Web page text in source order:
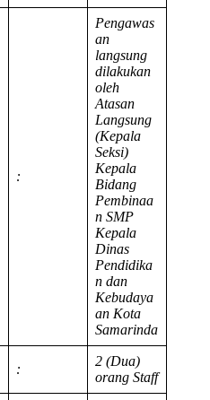
:
Pengawas
an
langsung
dilakukan
oleh
Atasan
Langsung
(Kepala
Seksi)
Kepala
Bidang
Pembinaa
n SMP
Kepala
Dinas
Pendidika
n dan
Kebudaya
an Kota
Samarinda
:
2 (Dua)
orang Staff